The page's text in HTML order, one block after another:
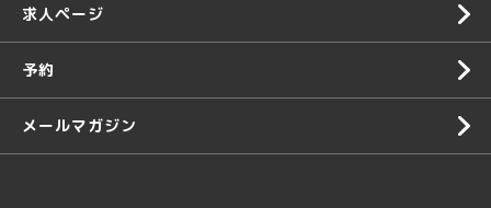
求人ページ
予約
メールマガジン